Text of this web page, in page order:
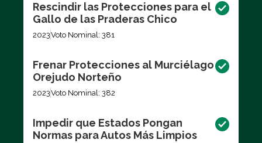
Rescindir las Protecciones para el
Gallo de las Praderas Chico
2023Voto Nominal: 381
Frenar Protecciones al Murciélago
Orejudo Norteño
2023Voto Nominal: 382
Impedir que Estados Pongan
Normas para Autos Más Limpios